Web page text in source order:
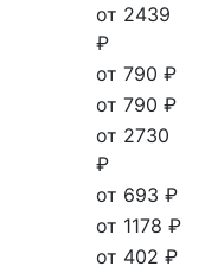
от 2439
₽
от 790 ₽
от 790 ₽
от 2730
₽
от 693 ₽
от 1178 ₽
от 402 ₽